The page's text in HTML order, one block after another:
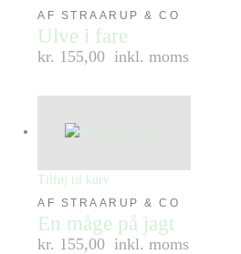
AF STRAARUP & CO
Ulve i fare
kr. 155,00 inkl. moms
Tilføj til kurv
AF STRAARUP & CO
En måge på jagt
kr. 155,00 inkl. moms